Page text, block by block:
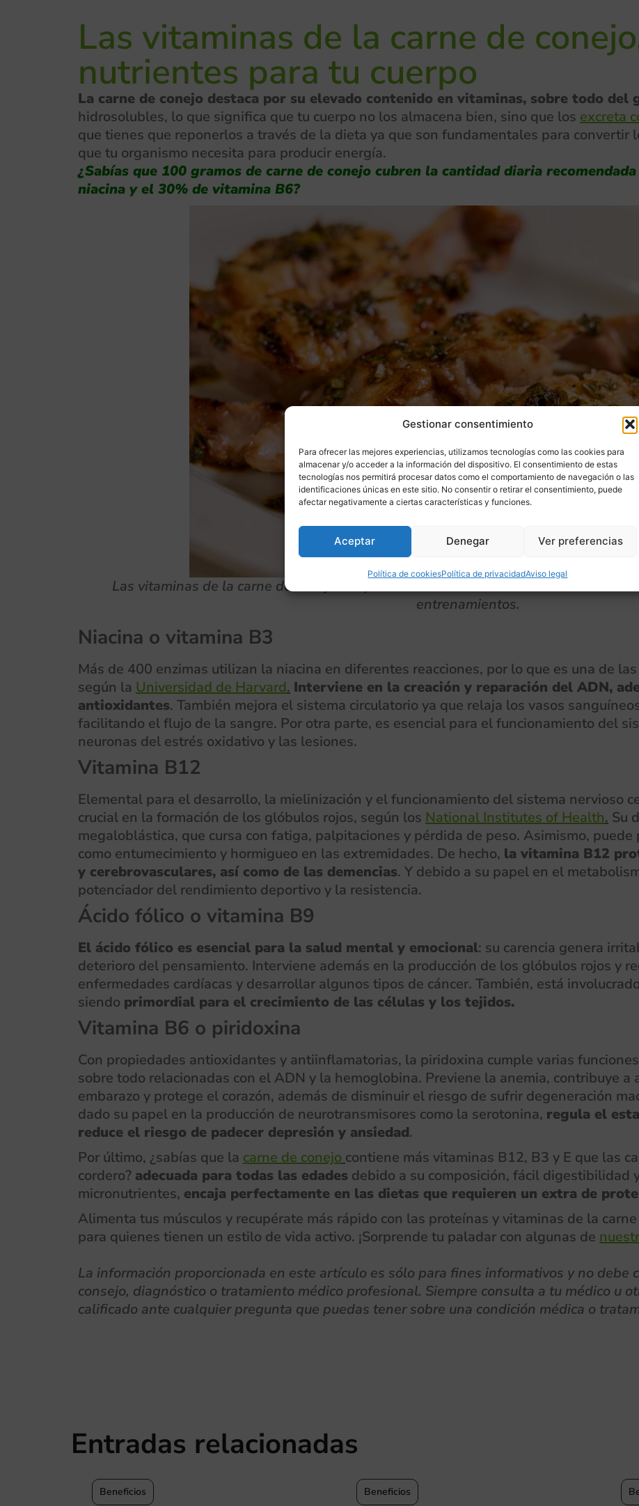
Gestionar consentimiento
Para ofrecer las mejores experiencias, utilizamos tecnologías como las cookies para
almacenar y/o acceder a la información del dispositivo. El consentimiento de estas
tecnologías nos permitirá procesar datos como el comportamiento de navegación o las
identificaciones únicas en este sitio. No consentir o retirar el consentimiento, puede
afectar negativamente a ciertas características y funciones.
Aceptar Denegar Ver preferencias
Política de cookiesPolítica de privacidadAviso legal
Las vitaminas de la carne de
nutrientes para tu cuerpo
La carne de conejo destaca por su elevado contenido en vitaminas, sobre todo del
hidrosolubles, lo que significa que tu cuerpo no los almacena bien, sino que los excreta
que tienes que reponerlos a través de la dieta ya que son fundamentales para convertir
que tu organismo necesita para producir energía.
¿Sabías que 100 gramos de carne de conejo cubren la cantidad diaria
niacina y el 30% de vitamina B6?
Las vitaminas de la carne de conejo te ayudarán a mantener un estilo de vida
entrenamientos.
Niacina o vitamina B3
Más de 400 enzimas utilizan la niacina en diferentes reacciones, por lo que es una de
según la Universidad de Harvard. Interviene en la creación y reparación del ADN,
antioxidantes. También mejora el sistema circulatorio ya que relaja los vasos
facilitando el flujo de la sangre. Por otra parte, es esencial para el funcionamiento del
neuronas del estrés oxidativo y las lesiones.
Vitamina B12
Elemental para el desarrollo, la mielinización y el funcionamiento del sistema nervioso
crucial en la formación de los glóbulos rojos, según los National Institutes of Health. Su
megaloblástica, que cursa con fatiga, palpitaciones y pérdida de peso. Asimismo,
como entumecimiento y hormigueo en las extremidades. De hecho, la vitamina B12
y cerebrovasculares, así como de las demencias. Y debido a su papel en el
potenciador del rendimiento deportivo y la resistencia.
Ácido fólico o vitamina B9
El ácido fólico es esencial para la salud mental y emocional: su carencia genera
deterioro del pensamiento. Interviene además en la producción de los glóbulos rojos y
enfermedades cardíacas y desarrollar algunos tipos de cáncer. También, está
siendo primordial para el crecimiento de las células y los tejidos.
Vitamina B6 o piridoxina
Con propiedades antioxidantes y antiinflamatorias, la piridoxina cumple varias
sobre todo relacionadas con el ADN y la hemoglobina. Previene la anemia, contribuye
embarazo y protege el corazón, además de disminuir el riesgo de sufrir degeneración
dado su papel en la producción de neurotransmisores como la serotonina, regula el
reduce el riesgo de padecer depresión y ansiedad.
Por último, ¿sabías que la carne de conejo contiene más vitaminas B12, B3 y E que las
cordero? adecuada para todas las edades debido a su composición, fácil digestibilidad
micronutrientes, encaja perfectamente en las dietas que requieren un extra de
Alimenta tus músculos y recupérate más rápido con las proteínas y vitaminas de la
para quienes tienen un estilo de vida activo. ¡Sorprende tu paladar con algunas de
La información proporcionada en este artículo es sólo para fines informativos y no debe
consejo, diagnóstico o tratamiento médico profesional. Siempre consulta a tu médico u
calificado ante cualquier pregunta que puedas tener sobre una condición médica o
Entradas relacionadas
Beneficios Beneficios